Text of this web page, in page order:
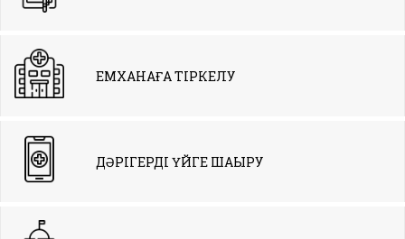
ЕМХАНАҒА ТІРКЕЛУ
ДӘРІГЕРДІ ҮЙГЕ ШАҚЫРУ